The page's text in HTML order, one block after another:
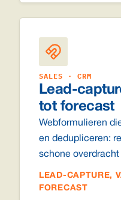
SALES · CRM
Lead-
tot forecast
Webformulieren
en dedupliceren:
schone
LEAD-CAPTURE,
FORECAST